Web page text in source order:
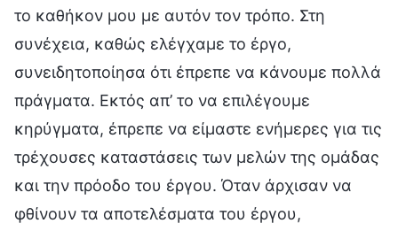
το καθήκον μου με αυτόν τον τρόπο. Στη
συνέχεια, καθώς ελέγχαμε το έργο,
συνειδητοποίησα ότι έπρεπε να κάνουμε πολλά
πράγματα. Εκτός απ’ το να επιλέγουμε
κηρύγματα, έπρεπε να είμαστε ενήμερες για τις
τρέχουσες καταστάσεις των μελών της ομάδας
και την πρόοδο του έργου. Όταν άρχισαν να
φθίνουν τα αποτελέσματα του έργου,